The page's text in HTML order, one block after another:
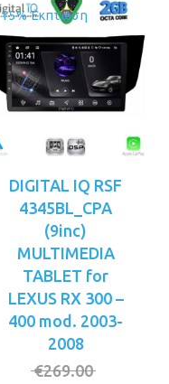
15% Έκπτωση
DIGITAL IQ RSF
4345BL_CPA
(9inc)
MULTIMEDIA
TABLET for
LEXUS RX 300 –
400 mod. 2003-
2008
€269.00